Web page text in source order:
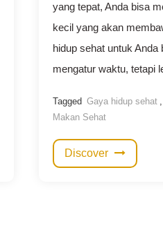
yang tepat, Anda bisa
kecil yang akan
hidup sehat untuk Anda
mengatur waktu, tetapi
Tagged Gaya hidup sehat ,
Makan Sehat
Discover